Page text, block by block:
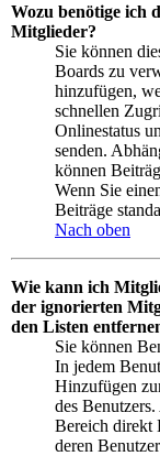
Wozu benötige ich
Mitglieder?
Sie können
Boards zu
hinzufügen,
schnellen
Onlinestatus
senden.
können
Wenn Sie
Beiträge
Nach oben
Wie kann ich
der ignorierten
den Listen
Sie können
In jedem
Hinzufügen
des
Bereich direkt
deren